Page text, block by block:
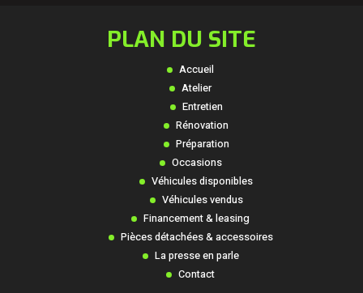
PLAN DU SITE
Accueil
Atelier
Entretien
Rénovation
Préparation
Occasions
Véhicules disponibles
Véhicules vendus
Financement & leasing
Pièces détachées & accessoires
La presse en parle
Contact